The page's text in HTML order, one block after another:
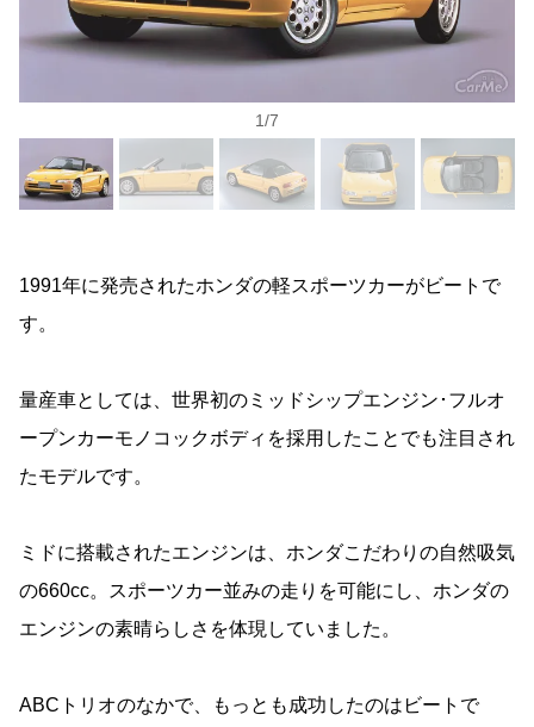
1/7
1991年に発売されたホンダの軽スポーツカーがビートで
す。
量産車としては、世界初のミッドシップエンジン･フルオ
ープンカーモノコックボディを採用したことでも注目され
たモデルです。
ミドに搭載されたエンジンは、ホンダこだわりの自然吸気
の660cc。スポーツカー並みの走りを可能にし、ホンダの
エンジンの素晴らしさを体現していました。
ABCトリオのなかで、もっとも成功したのはビートで